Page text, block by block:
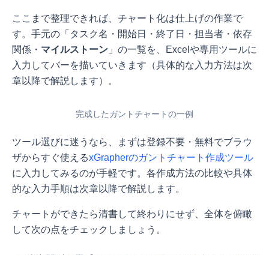
ここまで整理できれば、チャート化は仕上げの作業で
す。手元の「タスク名・開始日・終了日・担当者・依存
関係・ マイルストーン 」の一覧を、Excelや専用ツールに
入力してバーを描いていきます（具体的な入力方法は次
章以降で解説します）。
完成したガントチャートの一例
ツール選びに迷うなら、まずは登録不要・無料でブラウ
ザからすぐ使えるxGrapherのガントチャート作成ツール
に入力してみるのが手軽です。各作成方法の比較や具体
的な入力手順は次章以降で解説します。
チャートができたら清書して終わりにせず、全体を俯瞰
して次の点をチェックしましょう。